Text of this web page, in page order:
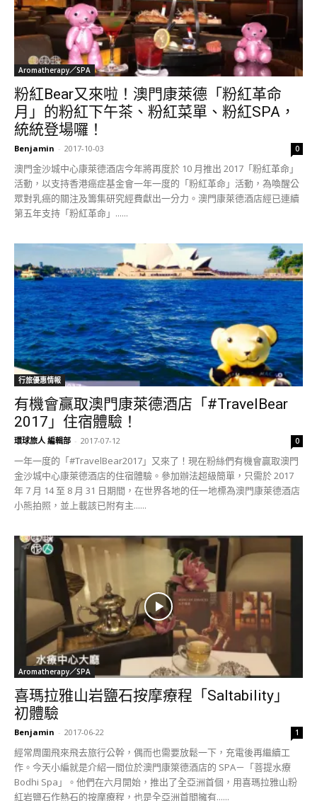
Aromatherapy／SPA
粉紅Bear又來啦！澳門康萊德「粉紅革命
月」的粉紅下午茶、粉紅菜單、粉紅SPA，
統統登場囉！
Benjamin - 2017-10-03 0
澳門金沙城中心康萊德酒店今年將再度於 10 月推出 2017「粉紅革命」
活動，以支持香港癌症基金會一年一度的「粉紅革命」活動，為喚醒公
眾對乳癌的關注及籌集研究經費獻出一分力。澳門康萊德酒店經已連續
第五年支持「粉紅革命」......
行旅優惠情報
有機會贏取澳門康萊德酒店「#TravelBear
2017」住宿體驗！
環球旅人 編輯部 - 2017-07-12 0
一年一度的「#TravelBear2017」又來了！現在粉絲們有機會贏取澳門
金沙城中心康萊德酒店的住宿體驗。參加辦法超級簡單，只需於 2017
年 7 月 14 至 8 月 31 日期間，在世界各地的任一地標為澳門康萊德酒店
小熊拍照，並上載該已附有主......
Aromatherapy／SPA
喜瑪拉雅山岩鹽石按摩療程「Saltability」
初體驗
Benjamin - 2017-06-22 1
經常周圍飛來飛去旅行公幹，偶而也需要放鬆一下，充電後再繼續工
作。今天小編就是介紹一間位於澳門康箂德酒店的 SPA－「菩提水療
Bodhi Spa」。他們在六月開始，推出了全亞洲首個，用喜瑪拉雅山粉
紅岩鹽石作熱石的按摩療程，也是全亞洲首間擁有......